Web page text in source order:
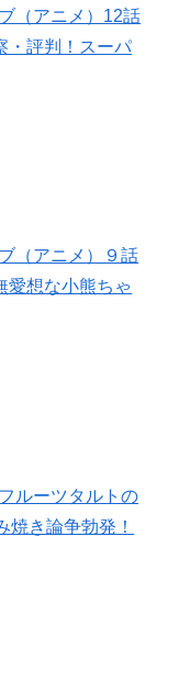
（アニメ）12話
・評判！スーパ
（アニメ）９話
愛想な小熊ちゃ
ルーツタルトの
焼き論争勃発！